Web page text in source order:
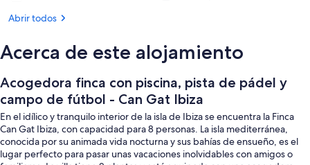
Abrir todos
Acerca de este alojamiento
Acogedora finca con piscina, pista de pádel y
campo de fútbol - Can Gat Ibiza
En el idílico y tranquilo interior de la isla de Ibiza se encuentra la Finca
Can Gat Ibiza, con capacidad para 8 personas. La isla mediterránea,
conocida por su animada vida nocturna y sus bahías de ensueño, es el
lugar perfecto para pasar unas vacaciones inolvidables con amigos o